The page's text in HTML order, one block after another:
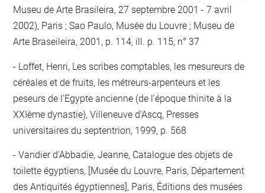
Museu de Arte Brasileira, 27 septembre 2001 - 7 avril
2002), Paris ; Sao Paulo, Musée du Louvre ; Museu de
Arte Braseileira, 2001, p. 114, ill. p. 115, n° 37
Loffet, Henri, Les scribes comptables, les mesureurs de
céréales et de fruits, les métreurs-arpenteurs et les
peseurs de l'Egypte ancienne (de l'époque thinite à la
XXIème dynastie), Villeneuve d'Ascq, Presses
universitaires du septentrion, 1999, p. 568
Vandier d'Abbadie, Jeanne, Catalogue des objets de
toilette égyptiens, [Musée du Louvre, Paris, Département
des Antiquités égyptiennes], Paris, Éditions des musées